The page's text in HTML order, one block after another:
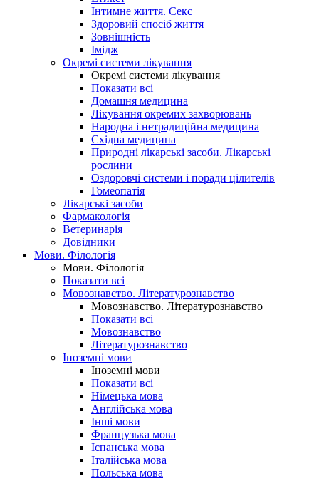
Інтимне життя. Секс
Здоровий спосіб життя
Зовнішність
Імідж
Окремі системи лікування
Окремі системи лікування
Показати всі
Домашня медицина
Лікування окремих захворювань
Народна і нетрадиційна медицина
Східна медицина
Природні лікарські засоби. Лікарські
рослини
Оздоровчі системи і поради цілителів
Гомеопатія
Лікарські засоби
Фармакологія
Ветеринарія
Довідники
Мови. Філологія
Мови. Філологія
Показати всі
Мовознавство. Літературознавство
Мовознавство. Літературознавство
Показати всі
Мовознавство
Літературознавство
Іноземні мови
Іноземні мови
Показати всі
Німецька мова
Англійська мова
Інші мови
Французька мова
Іспанська мова
Італійська мова
Польська мова